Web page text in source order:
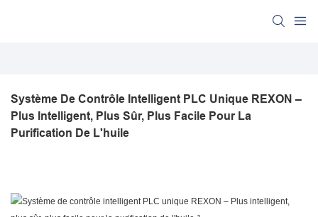
Système De Contrôle Intelligent PLC Unique REXON –
Plus Intelligent, Plus Sûr, Plus Facile Pour La
Purification De L'huile